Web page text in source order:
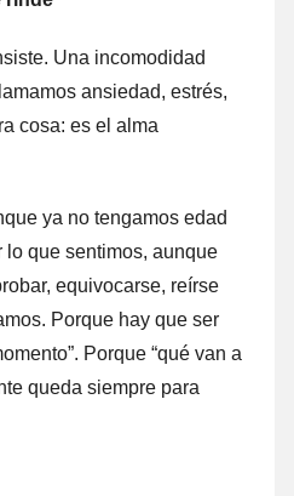
Una incomodidad
ansiedad, estrés,
cosa: es el alma
ya no tengamos edad
lo que sentimos, aunque
equivocarse, reírse
Porque hay que ser
Porque “qué van a
queda siempre para